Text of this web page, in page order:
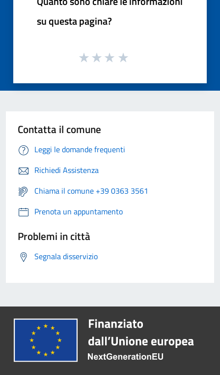
su questa pagina?
Contatta il comune
Leggi le domande frequenti
Richiedi Assistenza
Chiama il comune +39 0363 3561
Prenota un appuntamento
Problemi in città
Segnala disservizio